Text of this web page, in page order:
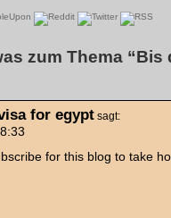
zum Thema “Bis
for egypt sagt:
for this blog to take